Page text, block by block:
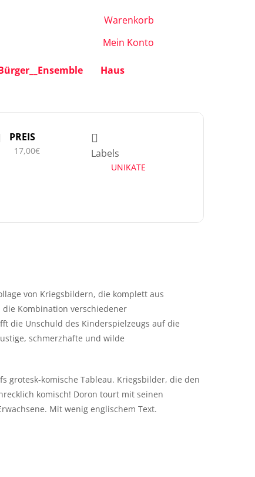
Warenkorb
Mein Konto
Haus
PREIS
17,00€ Labels
UNIKATE
von Kriegsbildern, die komplett aus
Kombination verschiedener
die Unschuld des Kinderspielzeugs auf die
schmerzhafte und wilde
grotesk-komische Tableau. Kriegsbilder, die den
komisch! Doron tourt mit seinen
Mit wenig englischem Text.